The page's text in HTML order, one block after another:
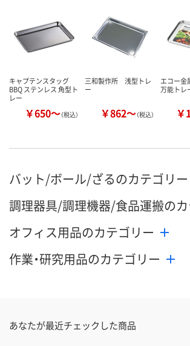
キャプテンスタッグ
BBQ ステンレス 角型ト
レー
￥650～（税込）
三和製作所 浅型トレ
ー
￥862～（税込）
エコー金
万能トレ
￥
バット/ボール/ざるのカテゴリー
調理器具/調理機器/食品運搬の
オフィス用品のカテゴリー
作業・研究用品のカテゴリー
あなたが最近チェックした商品